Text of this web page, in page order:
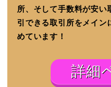
所、そして手数料が安い
引できる取引所をメイン
めています！
詳細